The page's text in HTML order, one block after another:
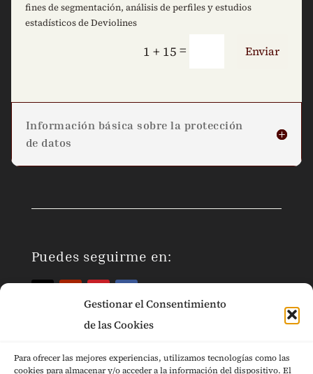
Gestionar el Consentimiento
de las Cookies
Para ofrecer las mejores experiencias, utilizamos tecnologías como las
cookies para almacenar y/o acceder a la información del dispositivo. El
fines de segmentación, análisis de perfiles y estudios
estadísticos de Deviolines
1 + 15 = Enviar
Información básica sobre la protección
de datos
Puedes seguirme en: